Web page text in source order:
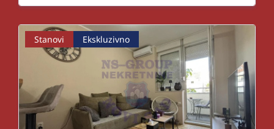
Stanovi Ekskluzivno